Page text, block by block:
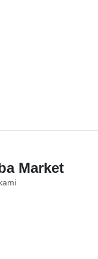
Market